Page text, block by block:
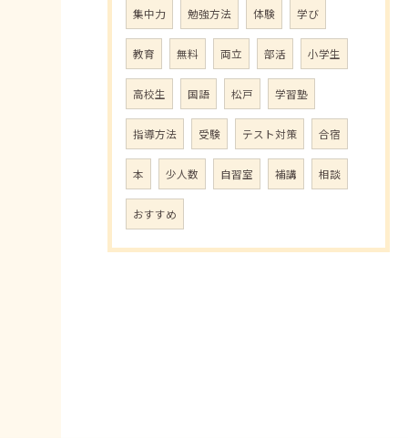
集中力 勉強方法 体験 学び
教育 無料 両立 部活 小学生
高校生 国語 松戸 学習塾
指導方法 受験 テスト対策 合宿
本 少人数 自習室 補講 相談
おすすめ